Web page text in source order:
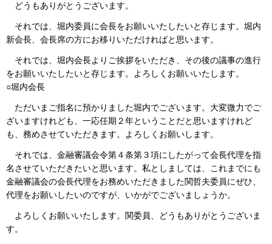
どうもありがとうございます。
それでは、堀内委員に会長をお願いいたしたいと存じます。堀内
新会長、会長席の方にお移りいただければと思います。
それでは、堀内会長よりご挨拶をいただき、その後の議事の進行
をお願いいたしたいと存じます。よろしくお願いいたします。
○堀内会長
ただいまご指名に預かりました堀内でございます。大変微力でご
ざいますけれども、一応任期２年ということだと思いますけれど
も、務めさせていただきます。よろしくお願いします。
それでは、金融審議会令第４条第３項にしたがって会長代理を指
名させていただきたいと思います。私としましては、これまでにも
金融審議会の会長代理をお務めいただきました関哲夫委員にぜひ、
代理をお願いしたいのですが、いかがでございましょうか。
よろしくお願いいたします。関委員、どうもありがとうございま
す。